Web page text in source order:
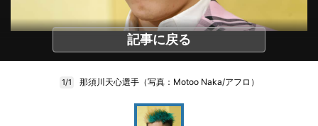
記事に戻る
1/1 那須川天心選手（写真：Motoo Naka/アフロ）